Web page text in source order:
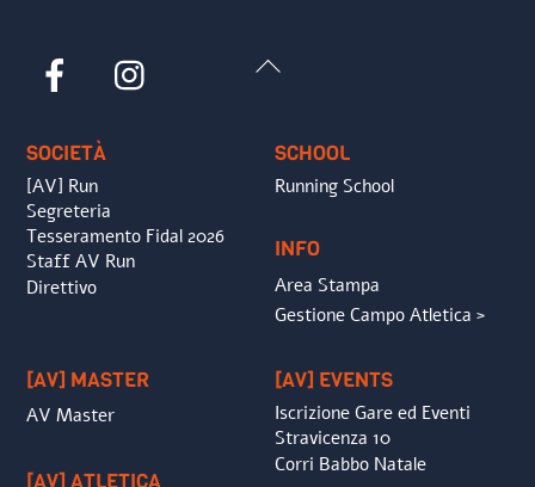
Back
Facebook
SOCIETÀ
[AV] Run
Segreteria
Tesseramento Fidal 2026
Staff AV Run
Direttivo
SCHOOL
Running School
INFO
Area Stampa
Gestione Campo Atletica >
[AV] MASTER
AV Master
[AV] ATLETICA
[AV] EVENTS
Iscrizione Gare ed Eventi
Stravicenza 10
Corri Babbo Natale